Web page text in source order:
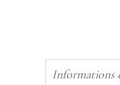
Informations